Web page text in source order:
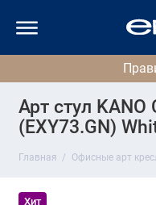
Арт стул KANO
(EXY73.GN)
Главная Офисные арт
Хит